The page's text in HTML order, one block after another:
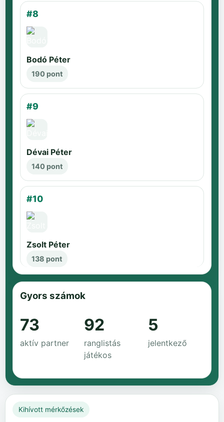
#8
Bodó Péter
190 pont
#9
Dévai Péter
140 pont
#10
Zsolt Péter
138 pont
Gyors számok
73
aktív partner
92
ranglistás
játékos
5
jelentkező
Kihívott mérkőzések